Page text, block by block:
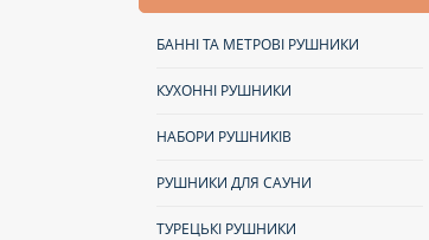
БАННІ ТА МЕТРОВІ РУШНИКИ
КУХОННІ РУШНИКИ
НАБОРИ РУШНИКІВ
РУШНИКИ ДЛЯ САУНИ
ТУРЕЦЬКІ РУШНИКИ